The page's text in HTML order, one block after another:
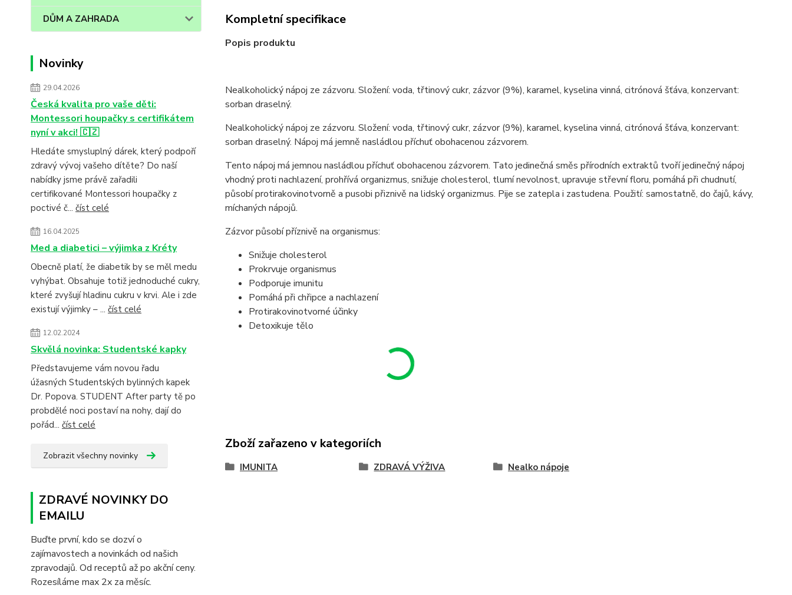
DŮM A ZAHRADA
Novinky
29.04.2026
Česká kvalita pro vaše děti:
Montessori houpačky s certifikátem
nyní v akci! 🇨🇿
Hledáte smysluplný dárek, který podpoří
zdravý vývoj vašeho dítěte? Do naší
nabídky jsme právě zařadili
certifikované Montessori houpačky z
poctivé č... číst celé
16.04.2025
Med a diabetici – výjimka z Kréty
Obecně platí, že diabetik by se měl medu
vyhýbat. Obsahuje totiž jednoduché cukry,
které zvyšují hladinu cukru v krvi. Ale i zde
existují výjimky – ... číst celé
12.02.2024
Skvělá novinka: Studentské kapky
Představujeme vám novou řadu
úžasných Studentských bylinných kapek
Dr. Popova. STUDENT After party tě po
probdělé noci postaví na nohy, dají do
pořád... číst celé
Zobrazit všechny novinky
ZDRAVÉ NOVINKY DO
EMAILU
Buďte první, kdo se dozví o
zajímavostech a novinkách od našich
zpravodajů. Od receptů až po akční ceny.
Rozesíláme max 2x za měsíc.
Kompletní specifikace
Popis produktu
Nealkoholický nápoj ze zázvoru. Složení: voda, třtinový cukr, zázvor (9%), karamel, kyselina vinná, citrónová šťáva, konzervant:
sorban draselný.
Nealkoholický nápoj ze zázvoru. Složení: voda, třtinový cukr, zázvor (9%), karamel, kyselina vinná, citrónová šťáva, konzervant:
sorban draselný. Nápoj má jemně nasládlou příchuť obohacenou zázvorem.
Tento nápoj má jemnou nasládlou příchuť obohacenou zázvorem. Tato jedinečná směs přírodních extraktů tvoří jedinečný nápoj
vhodný proti nachlazení, prohřívá organizmus, snižuje cholesterol, tlumí nevolnost, upravuje střevní floru, pomáhá při chudnutí,
působí protirakovinotvorně a pusobi přiznivě na lidský organizmus. Pije se zatepla i zastudena. Použití: samostatně, do čajů, kávy,
míchaných nápojů.
Zázvor působí příznivě na organismus:
Snižuje cholesterol
Prokrvuje organismus
Podporuje imunitu
Pomáhá při chřipce a nachlazení
Protirakovinotvorné účinky
Detoxikuje tělo
Zboží zařazeno v kategoriích
IMUNITA ZDRAVÁ VÝŽIVA Nealko nápoje